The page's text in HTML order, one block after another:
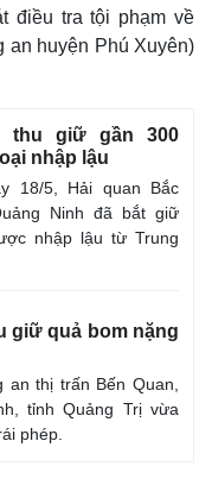
điều tra tội phạm về
an huyện Phú Xuyên)
thu giữ gần 300
nhập lậu
18/5, Hải quan Bắc
Ninh đã bắt giữ
nhập lậu từ Trung
giữ quả bom nặng
an thị trấn Bến Quan,
tỉnh Quảng Trị vừa
phép.